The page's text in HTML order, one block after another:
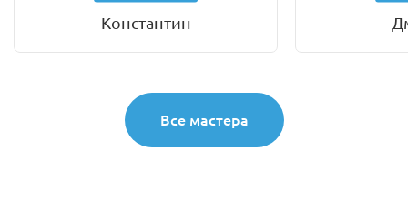
Константин
Все мастера